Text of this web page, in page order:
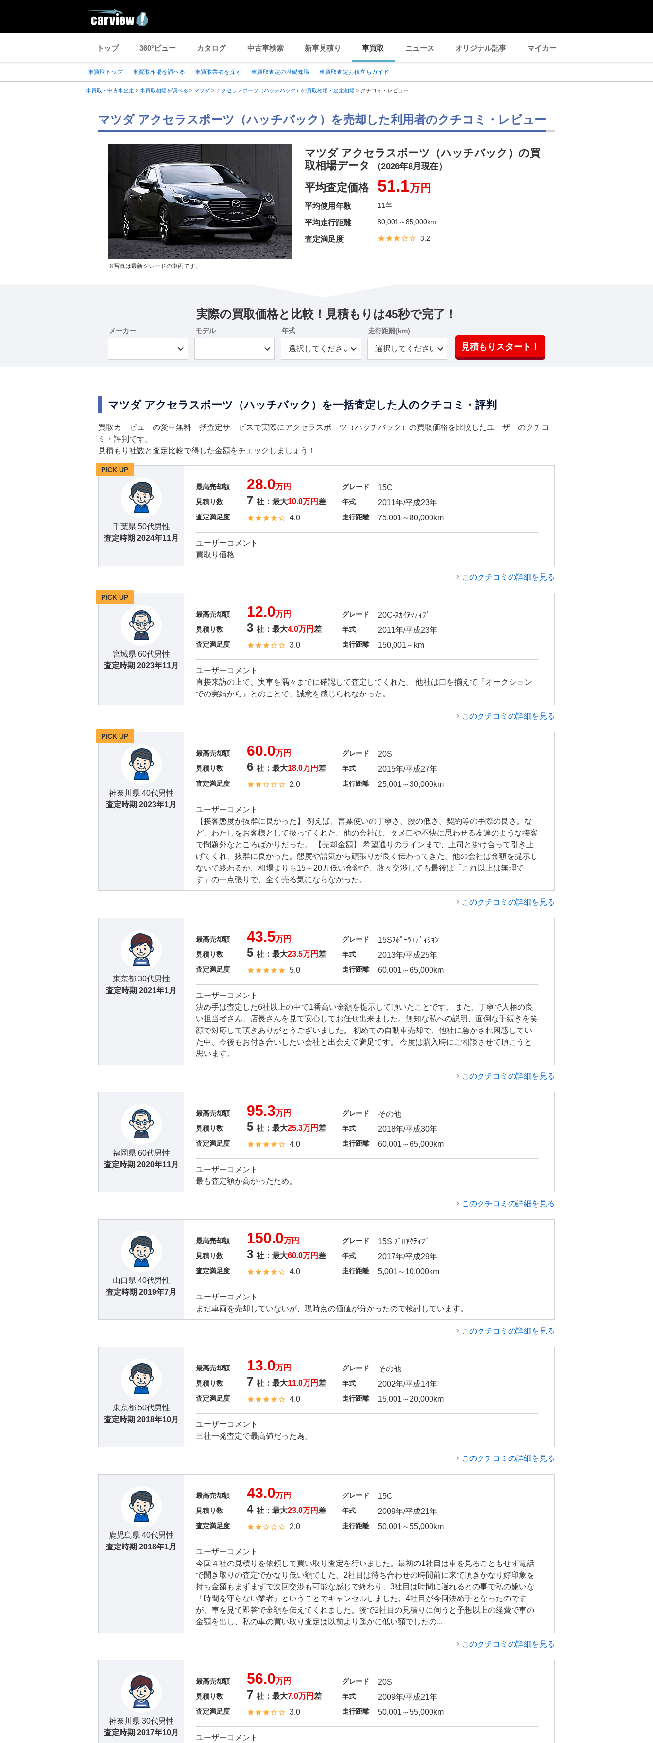
トップ 360°ビュー カタログ 中古車検索 新車見積り 車買取 ニュース オリジナル記事 マイカー
車買取トップ 車買取相場を調べる 車買取業者を探す 車買取査定の基礎知識 車買取査定お役立ちガイド
車買取・中古車査定 > 車買取相場を調べる > マツダ > アクセラスポーツ（ハッチバック）の買取相場・査定相場 > クチコミ・レビュー
マツダ アクセラスポーツ（ハッチバック）を売却した利用者のクチコミ・レビュー
※写真は最新グレードの車両です。
マツダ アクセラスポーツ（ハッチバック）の買
取相場データ
（2026年8月現在）
平均査定価格 51.1万円
平均使用年数 11年
平均走行距離 80,001～85,000km
査定満足度 3.2
実際の買取価格と比較！見積もりは45秒で完了！
メーカー モデル 年式 走行距離(km)
見積もりスタート！
マツダ アクセラスポーツ（ハッチバック）を一括査定した人のクチコミ・評判
買取カービューの愛車無料一括査定サービスで実際にアクセラスポーツ（ハッチバック）の買取価格を比較したユーザーのクチコ
ミ・評判です。
見積もり社数と査定比較で得した金額をチェックしましょう！
PICK UP
千葉県 50代男性
査定時期 2024年11月
最高売却額 28.0万円
見積り数 7 社：最大10.0万円 差
査定満足度 4.0
グレード 15C
年式 2011年/平成23年
走行距離 75,001～80,000km
ユーザーコメント
買取り価格
このクチコミの詳細を見る
PICK UP
宮城県 60代男性
査定時期 2023年11月
最高売却額 12.0万円
見積り数 3 社：最大4.0万円 差
査定満足度 3.0
グレード 20C-ｽｶｲｱｸﾃｨﾌﾞ
年式 2011年/平成23年
走行距離 150,001～km
ユーザーコメント
直接来訪の上で、実車を隅々までに確認して査定してくれた。 他社は口を揃えて『オークション
での実績から』とのことで、誠意を感じられなかった。
このクチコミの詳細を見る
PICK UP
神奈川県 40代男性
査定時期 2023年1月
最高売却額 60.0万円
見積り数 6 社：最大18.0万円 差
査定満足度 2.0
グレード 20S
年式 2015年/平成27年
走行距離 25,001～30,000km
ユーザーコメント
【接客態度が抜群に良かった】 例えば、言葉使いの丁寧さ。腰の低さ。契約等の手際の良さ。な
ど、わたしをお客様として扱ってくれた。他の会社は、タメ口や不快に思わせる友達のような接客
で問題外なところばかりだった。 【売却金額】 希望通りのラインまで、上司と掛け合って引き上
げてくれ、抜群に良かった。態度や語気から頑張りが良く伝わってきた。他の会社は金額を提示し
ないで終わるか、相場よりも15～20万低い金額で、散々交渉しても最後は「これ以上は無理で
す」の一点張りで、全く売る気にならなかった。
このクチコミの詳細を見る
東京都 30代男性
査定時期 2021年1月
最高売却額 43.5万円
見積り数 5 社：最大23.5万円 差
査定満足度 5.0
グレード 15Sｽﾎﾟｰﾂｴﾃﾞｨｼｮﾝ
年式 2013年/平成25年
走行距離 60,001～65,000km
ユーザーコメント
決め手は査定した6社以上の中で1番高い金額を提示して頂いたことです。 また、丁寧で人柄の良
い担当者さん、店長さんを見て安心してお任せ出来ました。無知な私への説明、面倒な手続きを笑
顔で対応して頂きありがとうございました。 初めての自動車売却で、他社に急かされ困惑してい
た中、今後もお付き合いしたい会社と出会えて満足です。 今度は購入時にご相談させて頂こうと
思います。
このクチコミの詳細を見る
福岡県 60代男性
査定時期 2020年11月
最高売却額 95.3万円
見積り数 5 社：最大25.3万円 差
査定満足度 4.0
グレード その他
年式 2018年/平成30年
走行距離 60,001～65,000km
ユーザーコメント
最も査定額が高かったため。
このクチコミの詳細を見る
山口県 40代男性
査定時期 2019年7月
最高売却額 150.0万円
見積り数 3 社：最大60.0万円 差
査定満足度 4.0
グレード 15S ﾌﾟﾛｱｸﾃｨﾌﾞ
年式 2017年/平成29年
走行距離 5,001～10,000km
ユーザーコメント
まだ車両を売却していないが、現時点の価値が分かったので検討しています。
このクチコミの詳細を見る
東京都 50代男性
査定時期 2018年10月
最高売却額 13.0万円
見積り数 7 社：最大11.0万円 差
査定満足度 4.0
グレード その他
年式 2002年/平成14年
走行距離 15,001～20,000km
ユーザーコメント
三社一発査定で最高値だった為。
このクチコミの詳細を見る
鹿児島県 40代男性
査定時期 2018年1月
最高売却額 43.0万円
見積り数 4 社：最大23.0万円 差
査定満足度 2.0
グレード 15C
年式 2009年/平成21年
走行距離 50,001～55,000km
ユーザーコメント
今回４社の見積りを依頼して買い取り査定を行いました。最初の1社目は車を見ることもせず電話
で聞き取りの査定でかなり低い額でした。2社目は待ち合わせの時間前に来て頂きかなり好印象を
持ち金額もまずまずで次回交渉も可能な感じで終わり、3社目は時間に遅れるとの事で私の嫌いな
「時間を守らない業者」ということでキャンセルしました。4社目が今回決め手となったのです
が、車を見て即答で金額を伝えてくれました。後で2社目の見積りに伺うと予想以上の経費で車の
金額を出し、私の車の買い取り査定は以前より遥かに低い額でしたの...
このクチコミの詳細を見る
神奈川県 30代男性
査定時期 2017年10月
最高売却額 56.0万円
見積り数 7 社：最大7.0万円 差
査定満足度 3.0
グレード 20S
年式 2009年/平成21年
走行距離 50,001～55,000km
ユーザーコメント